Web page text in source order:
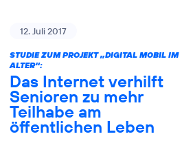
12. Juli 2017
STUDIE ZUM PROJEKT „DIGITAL MOBIL IM
ALTER“:
Das Internet verhilft
Senioren zu mehr
Teilhabe am
öffentlichen Leben